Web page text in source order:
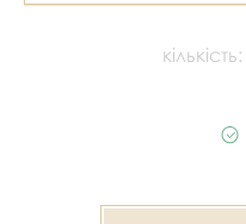
кількість: